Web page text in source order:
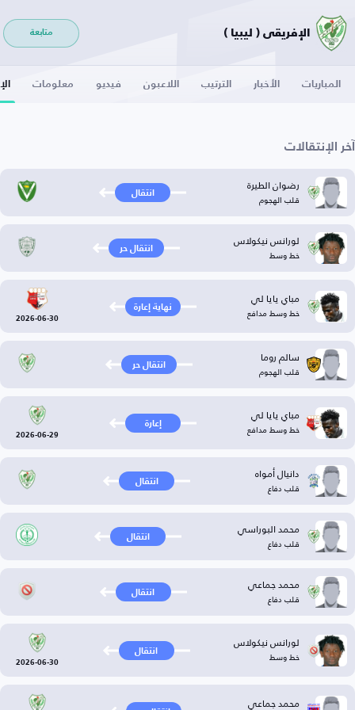
الإفريقي ( ليبيا ) متابعة
المباريات الأخبار الترتيب اللاعبون فيديو معلومات
آخر الإنتقالات
رضوان الطيرة
قلب الهجوم انتقال
لورانس نيكولاس
خط وسط انتقال حر
مباي يايا لي
خط وسط مدافع نهاية إعارة
2026-06-30
سالم روما
قلب الهجوم انتقال حر
مباي يايا لي
خط وسط مدافع إعارة
2026-06-29
دانيال أمواه
قلب دفاع انتقال
محمد البوراسي
قلب دفاع انتقال
محمد جماعي
قلب دفاع انتقال
لورانس نيكولاس
خط وسط انتقال
2026-06-30
محمد جماعي